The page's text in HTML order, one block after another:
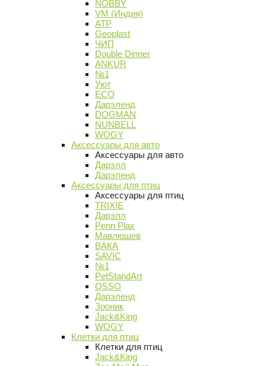
NOBBY
VM (Индия)
АТР
Geoplast
ЧИП
Double Dinner
ANKUR
№1
Уют
ECO
Дарэленд
DOGMAN
NUNBELL
WOGY
Аксессуары для авто
Аксессуары для авто
Дарэлл
Дарэленд
Аксессуары для птиц
Аксессуары для птиц
TRIXIE
Дарэлл
Penn Plax
Мавлюшев
ВАКА
SAVIC
№1
PetStandArt
OSSO
Дарэленд
Зооник
Jack&King
WOGY
Клетки для птиц
Клетки для птиц
Jack&King